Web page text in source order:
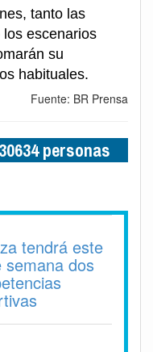
tanto las
escenarios
su
habituales.
Fuente: BR Prensa
personas
tendrá este
semana dos